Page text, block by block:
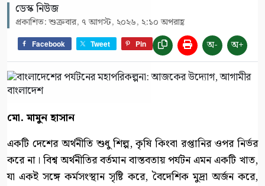
ডেস্ক নিউজ
প্রকাশিত: শুক্রবার, ৭ আগস্ট, ২০২৬, ২:১০ অপরাহ্ণ
Facebook Tweet Pin অ- অ+
মো. মামুন হাসান
একটি দেশের অর্থনীতি শুধু শিল্প, কৃষি কিংবা রপ্তানির ওপর নির্ভর
করে না। বিশ্ব অর্থনীতির বর্তমান বাস্তবতায় পর্যটন এমন একটি খাত,
যা একই সঙ্গে কর্মসংস্থান সৃষ্টি করে, বৈদেশিক মুদ্রা অর্জন করে,